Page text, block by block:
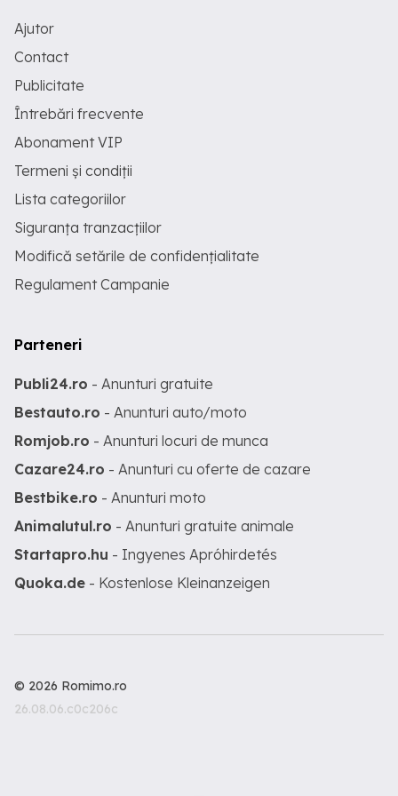
Ajutor
Contact
Publicitate
Întrebări frecvente
Abonament VIP
Termeni și condiții
Lista categoriilor
Siguranța tranzacțiilor
Modifică setările de confidențialitate
Regulament Campanie
Parteneri
Publi24.ro - Anunturi gratuite
Bestauto.ro - Anunturi auto/moto
Romjob.ro - Anunturi locuri de munca
Cazare24.ro - Anunturi cu oferte de cazare
Bestbike.ro - Anunturi moto
Animalutul.ro - Anunturi gratuite animale
Startapro.hu - Ingyenes Apróhirdetés
Quoka.de - Kostenlose Kleinanzeigen
© 2026 Romimo.ro
26.08.06.c0c206c